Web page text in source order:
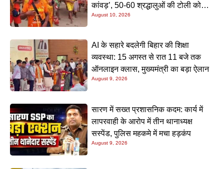
कांवड़’, 50-60 श्रद्धालुओं की टोली को
देखने उमड़ रही भारी भीड़
August 10, 2026
AI के सहारे बदलेगी बिहार की शिक्षा
व्यवस्था: 15 अगस्त से रात 11 बजे तक
ऑनलाइन क्लास, मुख्यमंत्री का बड़ा ऐलान
August 9, 2026
सारण में सख्त प्रशासनिक कदम: कार्य में
लापरवाही के आरोप में तीन थानाध्यक्ष
सस्पेंड, पुलिस महकमे में मचा हड़कंप
August 9, 2026